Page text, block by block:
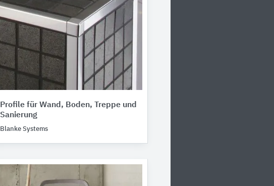
Profile für Wand, Boden, Treppe und
Sanierung
Blanke Systems